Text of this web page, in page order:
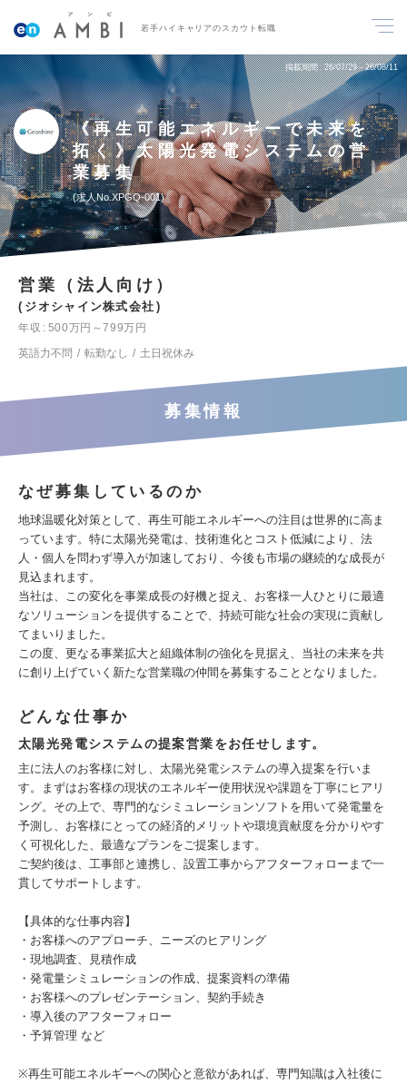
若手ハイキャリアのスカウト転職
掲載期間 26/07/29～26/08/11
《再生可能エネルギーで未来を
拓く》太陽光発電システムの営
業募集
求人No.XPGQ-001
営業（法人向け）
ジオシャイン株式会社
年収
500万円～799万円
英語力不問
転勤なし 土日祝休み
募集情報
なぜ募集しているのか
地球温暖化対策として、再生可能エネルギーへの注目は世界的に高ま
っています。特に太陽光発電は、技術進化とコスト低減により、法
人・個人を問わず導入が加速しており、今後も市場の継続的な成長が
見込まれます。
当社は、この変化を事業成長の好機と捉え、お客様一人ひとりに最適
なソリューションを提供することで、持続可能な社会の実現に貢献し
てまいりました。
この度、更なる事業拡大と組織体制の強化を見据え、当社の未来を共
に創り上げていく新たな営業職の仲間を募集することとなりました。
どんな仕事か
太陽光発電システムの提案営業をお任せします。
主に法人のお客様に対し、太陽光発電システムの導入提案を行いま
す。まずはお客様の現状のエネルギー使用状況や課題を丁寧にヒアリ
ング。その上で、専門的なシミュレーションソフトを用いて発電量を
予測し、お客様にとっての経済的メリットや環境貢献度を分かりやす
く可視化した、最適なプランをご提案します。
ご契約後は、工事部と連携し、設置工事からアフターフォローまで一
貫してサポートします。
【具体的な仕事内容】
・お客様へのアプローチ、ニーズのヒアリング
・現地調査、見積作成
・発電量シミュレーションの作成、提案資料の準備
・お客様へのプレゼンテーション、契約手続き
・導入後のアフターフォロー
・予算管理 など
※再生可能エネルギーへの関心と意欲があれば、専門知識は入社後に